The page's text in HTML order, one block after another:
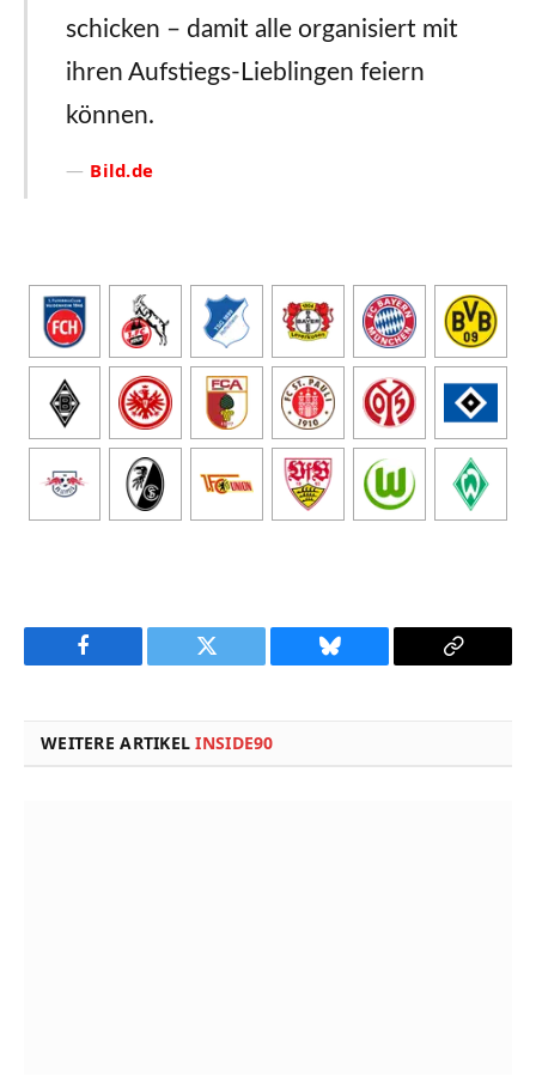
schicken – damit alle organisiert mit
ihren Aufstiegs-Lieblingen feiern
können.
Bild.de
Facebook Twitter Bluesky
Copy
WEITERE ARTIKELINSIDE90